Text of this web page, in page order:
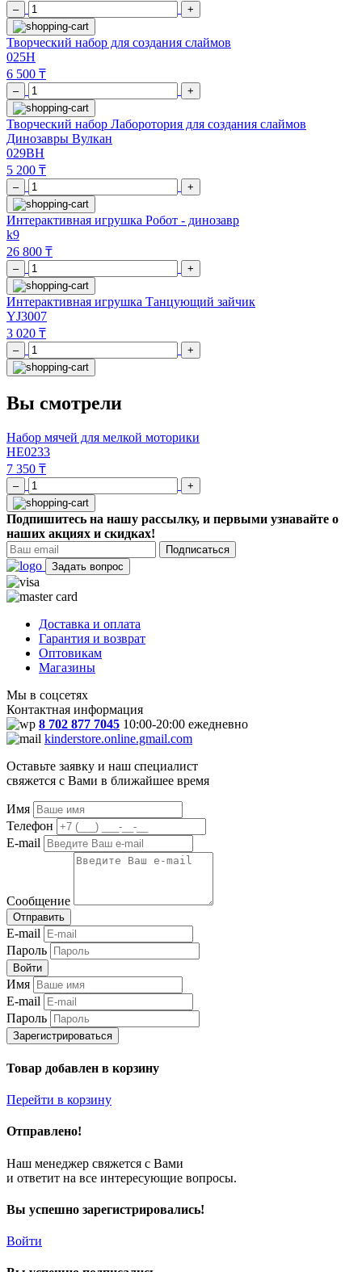
– +
Творческий набор для создания слаймов
025H
6 500 ₸
– +
Творческий набор Лаборотория для создания слаймов
Динозавры Вулкан
029BH
5 200 ₸
– +
Интерактивная игрушка Робот - динозавр
k9
26 800 ₸
– +
Интерактивная игрушка Танцующий зайчик
YJ3007
3 020 ₸
– +
Вы смотрели
Набор мячей для мелкой моторики
HE0233
7 350 ₸
– +
Подпишитесь на нашу рассылку, и первыми узнавайте о
наших акциях и скидках!
Подписаться
Задать вопрос
Доставка и оплата
Гарантия и возврат
Оптовикам
Магазины
Мы в соцсетях
Контактная информация
8 702 877 7045 10:00-20:00 ежедневно
kinderstore.online.gmail.com
Оставьте заявку и наш специалист
свяжется с Вами в ближайшее время
Имя
Телефон
E-mail
Сообщение
Отправить
E-mail
Пароль
Войти
Имя
E-mail
Пароль
Зарегистрироваться
Товар добавлен в корзину
Перейти в корзину
Отправлено!
Наш менеджер свяжется с Вами
и ответит на все интересующие вопросы.
Вы успешно зарегистрировались!
Войти